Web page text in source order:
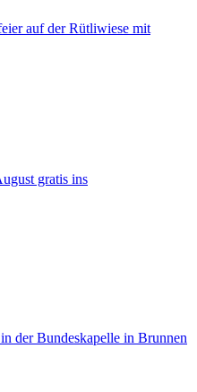
auf der Rütliwiese mit
gratis ins
der Bundeskapelle in Brunnen